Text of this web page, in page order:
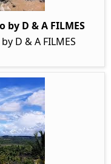
by D & A FILMES
D & A FILMES